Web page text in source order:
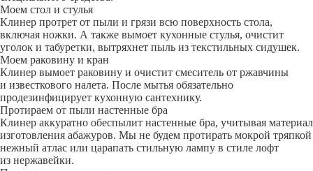
Моем стол и стулья
Клинер протрет от пыли и грязи всю поверхность стола,
включая ножки. А также вымоет кухонные стулья, очистит
уголок и табуретки, вытряхнет пыль из текстильных сидушек.
Моем раковину и кран
Клинер вымоет раковину и очистит смеситель от ржавчины
и известкового налета. После мытья обязательно
продезинфицирует кухонную сантехнику.
Протираем от пыли настенные бра
Клинер аккуратно обеспылит настенные бра, учитывая материал
изготовления абажуров. Мы не будем протирать мокрой тряпкой
нежный атлас или царапать стильную лампу в стиле лофт
из нержавейки.